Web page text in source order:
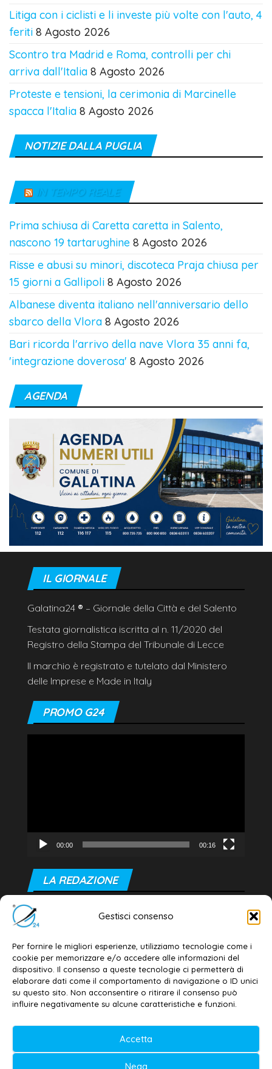
Gestisci consenso
Per fornire le migliori esperienze, utilizziamo tecnologie come i
cookie per memorizzare e/o accedere alle informazioni del
dispositivo. Il consenso a queste tecnologie ci permetterà di
elaborare dati come il comportamento di navigazione o ID unici
su questo sito. Non acconsentire o ritirare il consenso può
influire negativamente su alcune caratteristiche e funzioni.
Accetta
Nega
Litiga con i ciclisti e li investe più volte con l'auto, 4
feriti 8 Agosto 2026
Scontro tra Madrid e Roma, controlli per chi
arriva dall'Italia 8 Agosto 2026
Proteste e tensioni, la cerimonia di Marcinelle
spacca l'Italia 8 Agosto 2026
NOTIZIE DALLA PUGLIA
IN TEMPO REALE
Prima schiusa di Caretta caretta in Salento,
nascono 19 tartarughine 8 Agosto 2026
Risse e abusi su minori, discoteca Praja chiusa per
15 giorni a Gallipoli 8 Agosto 2026
Albanese diventa italiano nell'anniversario dello
sbarco della Vlora 8 Agosto 2026
Bari ricorda l'arrivo della nave Vlora 35 anni fa,
'integrazione doverosa' 8 Agosto 2026
AGENDA
IL GIORNALE
Galatina24 ® – Giornale della Città e del Salento
Testata giornalistica iscritta al n. 11/2020 del
Registro della Stampa del Tribunale di Lecce
Il marchio è registrato e tutelato dal Ministero
delle Imprese e Made in Italy
PROMO G24
00:00 00:16
LA REDAZIONE
Editore e direttore responsabile:
Dott. Daniele G. Masciullo
Email: redazione@galatina24.it
Contatti –Disclaimer
Privacy policy –Cookie policy
Testata iscritta al n. 11/2020 Registro della